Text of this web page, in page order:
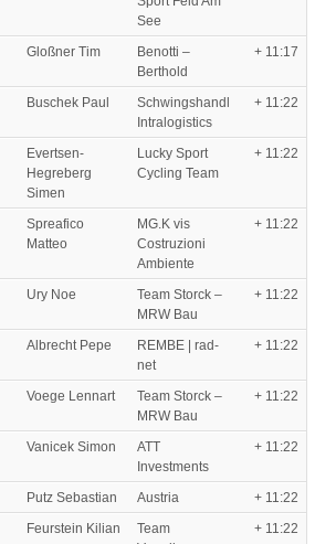
See
Gloßner Tim
Benotti –
Berthold
+ 11:17
Buschek Paul
Schwingshandl
Intralogistics
+ 11:22
Evertsen-
Hegreberg
Simen
Lucky Sport
Cycling Team
+ 11:22
Spreafico
Matteo
MG.K vis
Costruzioni
Ambiente
+ 11:22
Ury Noe
Team Storck –
MRW Bau
+ 11:22
Albrecht Pepe
REMBE | rad-
net
+ 11:22
Voege Lennart
Team Storck –
MRW Bau
+ 11:22
Vanicek Simon
ATT
Investments
+ 11:22
Putz Sebastian Austria
+ 11:22
Feurstein Kilian
Team
+ 11:22